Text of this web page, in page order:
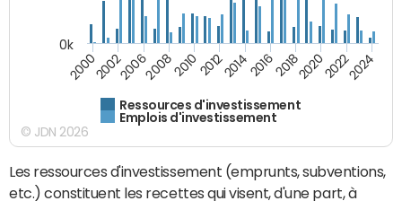
Ressources d'investissement
Emplois d'investissement
200020022006200820102012201420162018202020222024
0k
© JDN 2026
Les ressources d'investissement (emprunts, subventions,
etc.) constituent les recettes qui visent, d'une part, à